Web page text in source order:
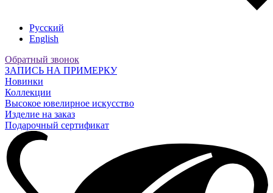
Русский
English
Обратный звонок
ЗАПИСЬ НА ПРИМЕРКУ
Новинки
Коллекции
Высокое ювелирное искусство
Изделие на заказ
Подарочный сертификат